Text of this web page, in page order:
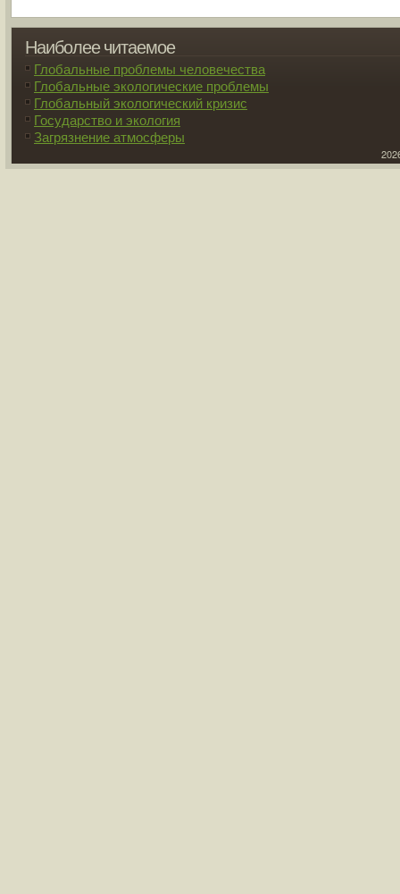
Наиболее читаемое
Глобальные проблемы человечества
Глобальные экологические проблемы
Глобальный экологический кризис
Государство и экология
Загрязнение атмосферы